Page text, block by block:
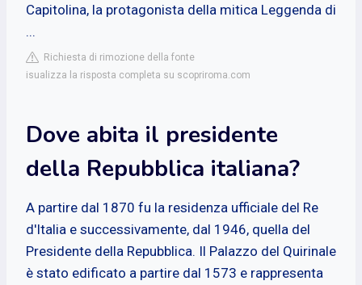
Capitolina, la protagonista della mitica Leggenda di
...
Richiesta di rimozione della fonte
isualizza la risposta completa su scopriroma.com
Dove abita il presidente
della Repubblica italiana?
A partire dal 1870 fu la residenza ufficiale del Re
d'Italia e successivamente, dal 1946, quella del
Presidente della Repubblica. Il Palazzo del Quirinale
è stato edificato a partire dal 1573 e rappresenta